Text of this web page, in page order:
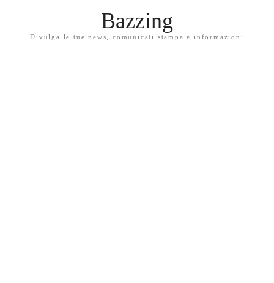
Bazzing
Divulga le tue news, comunicati stampa e informazioni